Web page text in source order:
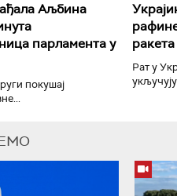
Аљбина
парламента у
покушај
Рат у